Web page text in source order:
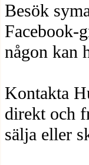
Besök
någon kan
Kontakta
direkt och
sälja eller